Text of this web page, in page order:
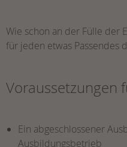
Wie schon an der Fülle der
für jeden etwas Passendes
Voraussetzungen
Ein abgeschlossener
Ausbildungsbetrieb